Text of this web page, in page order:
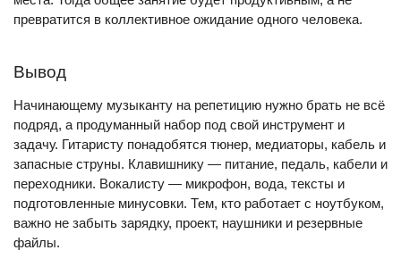
превратится в коллективное ожидание одного человека.
Вывод
Начинающему музыканту на репетицию нужно брать не всё
подряд, а продуманный набор под свой инструмент и
задачу. Гитаристу понадобятся тюнер, медиаторы, кабель и
запасные струны. Клавишнику — питание, педаль, кабели и
переходники. Вокалисту — микрофон, вода, тексты и
подготовленные минусовки. Тем, кто работает с ноутбуком,
важно не забыть зарядку, проект, наушники и резервные
файлы.